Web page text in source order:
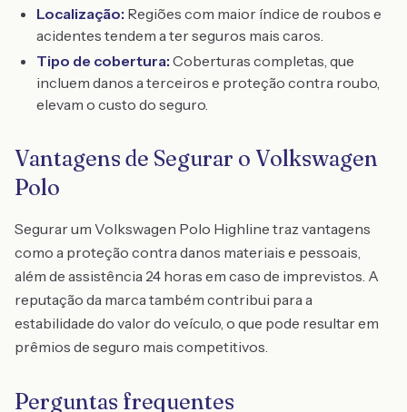
Localização: Regiões com maior índice de roubos e
acidentes tendem a ter seguros mais caros.
Tipo de cobertura: Coberturas completas, que
incluem danos a terceiros e proteção contra roubo,
elevam o custo do seguro.
Vantagens de Segurar o Volkswagen
Polo
Segurar um Volkswagen Polo Highline traz vantagens
como a proteção contra danos materiais e pessoais,
além de assistência 24 horas em caso de imprevistos. A
reputação da marca também contribui para a
estabilidade do valor do veículo, o que pode resultar em
prêmios de seguro mais competitivos.
Perguntas frequentes